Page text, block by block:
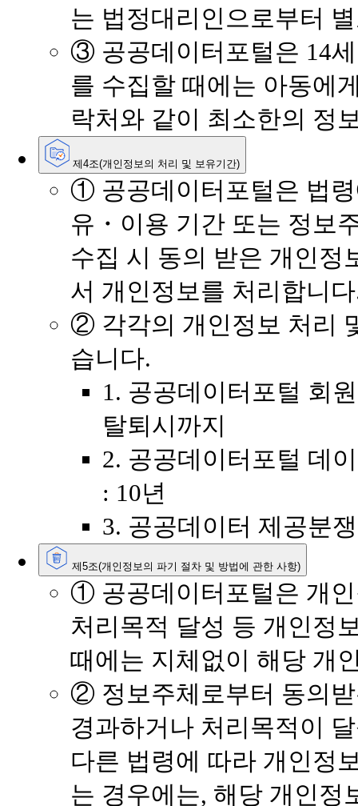
는 법정대리인으로부터
③ 공공데이터포털은 14
를 수집할 때에는 아동에
락처와 같이 최소한의 정
제4조(개인정보의 처리 및 보유기간)
① 공공데이터포털은 법
유・이용 기간 또는 정보
수집 시 동의 받은 개인정
서 개인정보를 처리합니
② 각각의 개인정보 처리
습니다.
1. 공공데이터포털 회
탈퇴시까지
2. 공공데이터포털 데
: 10년
3. 공공데이터 제공분
제5조(개인정보의 파기 절차 및 방법에 관한 사항)
① 공공데이터포털은 개
처리목적 달성 등 개인정
때에는 지체없이 해당 개
② 정보주체로부터 동의
경과하거나 처리목적이
다른 법령에 따라 개인정
는 경우에는, 해당 개인정